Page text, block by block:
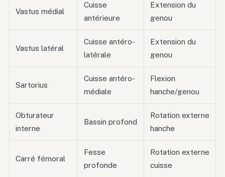
Vastus médial
Cuisse
antérieure
Extension du
genou
Vastus latéral
Cuisse antéro-
latérale
Extension du
genou
Sartorius
Cuisse antéro-
médiale
Flexion
hanche/genou
Obturateur
interne
Bassin profond
Rotation externe
hanche
Carré fémoral
Fesse
profonde
Rotation externe
cuisse